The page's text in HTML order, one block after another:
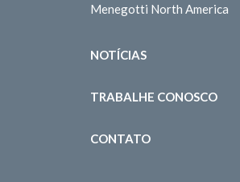
Menegotti North America
NOTÍCIAS
TRABALHE CONOSCO
CONTATO